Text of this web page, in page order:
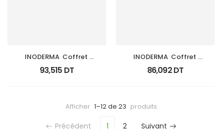
INODERMA  Coffret
Sublime Rouge (So
Lovely )
93,515 DT
INODERMA  Coffret
Rituel Sublime
86,092DT
Afficher 1–12 de 23 produits
Précédent 1 2 Suivant